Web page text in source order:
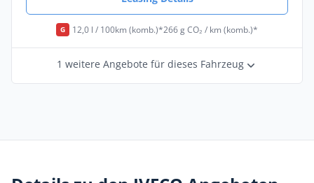
G 12,0 l / 100km (komb.)*266 g CO₂ / km (komb.)*
1 weitere Angebote für dieses Fahrzeug